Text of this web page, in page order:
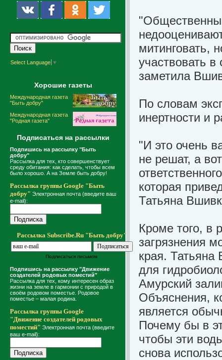
Select Language ▼
Хорошие газеты
Международная газета
"Быть добру"
Международная газета
"Родная газета"
Подписаться на рассылки
Подпишись на рассылку "Быть
добру"
Рассылка для тех, кто совершенствует
среду обитания: как сделать, чтобы всем
было хорошо. А на Земле быть добру!
Рассылка группы Google "Быть
добру" Электронная почта (введите ваш
e-mail):
Рассылка Subscribe.Ru "Быть добру"
Подписаться письмом
Подпишись на рассылку "Движение
создателей родовых поместий"
Рассылка для тех, кому интересен образ
жизни на земле в гармонии с природой в
своём родовом поместье. Родовое
поместье – малая родина.
Рассылка группы Google
"Движение создателей родовых
поместий" Электронная почта (введите
ваш e-mail):
митинговать,
участвовать
заметила
По словам
инертности и
"И это очень
не решат, а
которая
Татьяна
Кроме того, в
загрязнения
края. Татьяна
для
Амурский
Объяснения,
является
Почему бы в
чтобы эти
снова